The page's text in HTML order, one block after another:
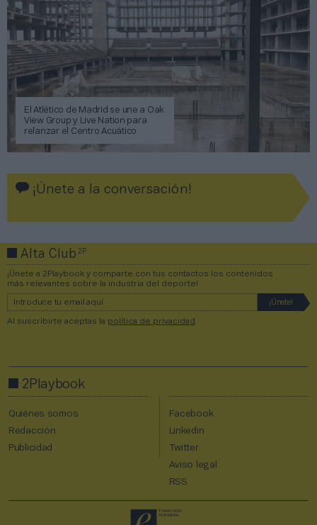
El Atlético de Madrid se une a Oak
View Group y Live Nation para
relanzar el Centro Acuático
¡Únete a la conversación!
Alta Club2P
¡Únete a 2Playbook y comparte con tus contactos los contenidos
más relevantes sobre la industria del deporte!
Al suscribirte aceptas la política de privacidad .
2Playbook
Quiénes somos
Redacción
Publicidad
Facebook
Linkedin
Twitter
Aviso legal
RSS